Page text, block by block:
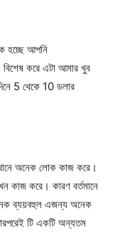
হচ্ছে আপনি
করে এটা আমার খুব
5 থেকে 10 ডলার
অনেক লোক কাজ করে।
কাজ করে। কারণ বর্তমানে
ব্যয়বহুল এজন্য অনেক
টি একটি অন্যতম